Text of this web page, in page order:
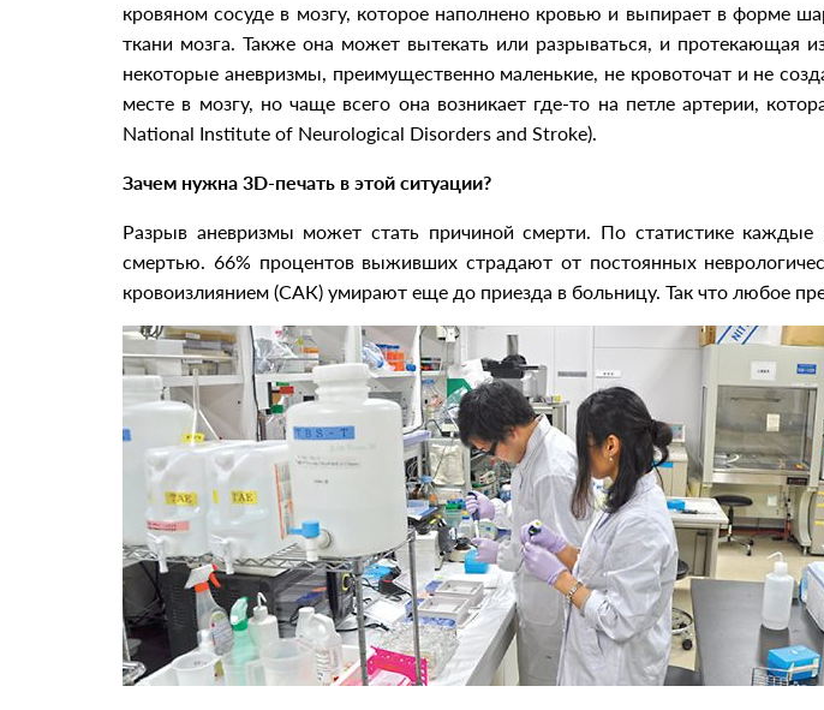
кровяном сосуде в мозгу, которое наполнено кровью и выпирает в форме
ткани мозга. Также она может вытекать или разрываться, и протекающая
некоторые аневризмы, преимущественно маленькие, не кровоточат и не
месте в мозгу, но чаще всего она возникает где-то на петле артерии,
National Institute of Neurological Disorders and Stroke).
Зачем нужна 3D-печать в этой ситуации?
Разрыв аневризмы может стать причиной смерти. По статистике каждые
смертью. 66% процентов выживших страдают от постоянных
кровоизлиянием (САК) умирают еще до приезда в больницу. Так что любое